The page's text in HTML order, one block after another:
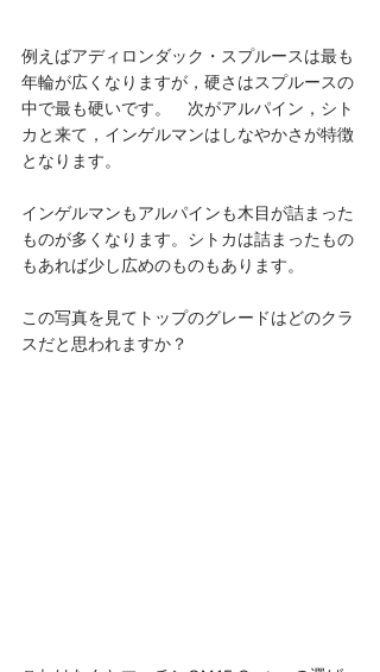
例えばアディロンダック・スプルースは最も
年輪が広くなりますが，硬さはスプルースの
中で最も硬いです。　次がアルパイン，シト
カと来て，インゲルマンはしなやかさが特徴
となります。
インゲルマンもアルパインも木目が詰まった
ものが多くなります。シトカは詰まったもの
もあれば少し広めのものもあります。
この写真を見てトップのグレードはどのクラ
スだと思われますか？